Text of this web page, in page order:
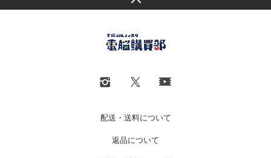
配送・送料について
返品について